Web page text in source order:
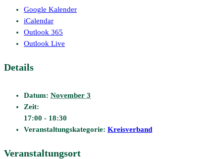
Google Kalender
iCalendar
Outlook 365
Outlook Live
Details
Datum: November 3
Zeit:
17:00 - 18:30
Veranstaltungskategorie: Kreisverband
Veranstaltungsort